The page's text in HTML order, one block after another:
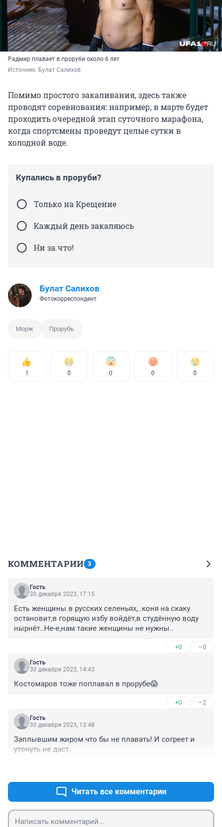
Радмир плавает в проруби около 6 лет
Источник: Булат Салихов
Помимо простого закаливания, здесь также
проводят соревнования: например, в марте будет
проходить очередной этап суточного марафона,
когда спортсмены проведут целые сутки в
холодной воде.
Купались в проруби?
Только на Крещение
Каждый день закаляюсь
Ни за что!
Булат Салихов
Фотокорреспондент
Морж Прорубь
1 0 0 0 0
КОММЕНТАРИИ 3
Гость
30 декабря 2023, 17:15
Есть женщины в русских селеньях,..коня на скаку
остановит,в горящую избу войдёт,в студённую воду
нырнёт..Не-е,нам такие женщины не нужны..
+0 –0
Гость
30 декабря 2023, 14:43
Костомаров тоже поплавал в прорубе😱
+0 –2
Гость
30 декабря 2023, 13:48
Заплывшим жиром что бы не плавать! И согреет и
утонуть не даст.
Читать все комментарии